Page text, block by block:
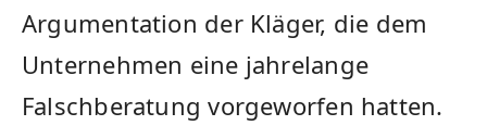
Argumentation der Kläger, die dem
Unternehmen eine jahrelange
Falschberatung vorgeworfen hatten.